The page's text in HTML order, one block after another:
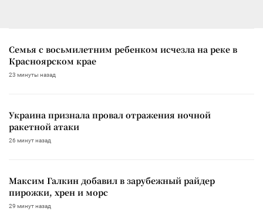
Семья с восьмилетним ребенком исчезла на реке в
Красноярском крае
23 минуты назад
Украина признала провал отражения ночной
ракетной атаки
26 минут назад
Максим Галкин добавил в зарубежный райдер
пирожки, хрен и морс
29 минут назад